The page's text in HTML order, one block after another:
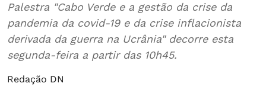
Palestra "Cabo Verde e a gestão da crise da
pandemia da covid-19 e da crise inflacionista
derivada da guerra na Ucrânia" decorre esta
segunda-feira a partir das 10h45.
Redação DN